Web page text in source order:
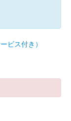
ビス付き）